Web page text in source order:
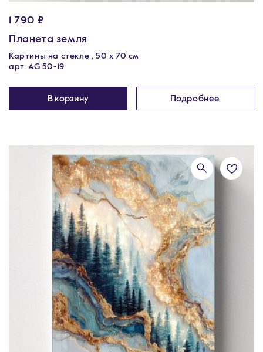
1 790 ₽
Планета земля
Картины на стекле , 50 х 70 см
арт. AG 50-19
В корзину Подробнее